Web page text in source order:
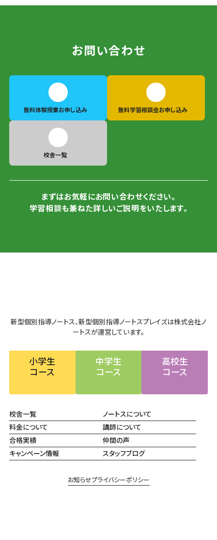
お問い合わせ
無料体験授業お申し込み 無料学習相談会お申し込み
校舎一覧
まずはお気軽にお問い合わせください。
学習相談も兼ねた詳しいご説明をいたします。
新型個別指導ノートス、新型個別指導ノートスプレイズは株式会社ノ
ートスが運営しています。
小学生
コース
中学生
コース
高校生
コース
校舎一覧
ノートスについて
料金について
講師について
合格実績
仲間の声
キャンペーン情報
スタッフブログ
お知らせプライバシーポリシー